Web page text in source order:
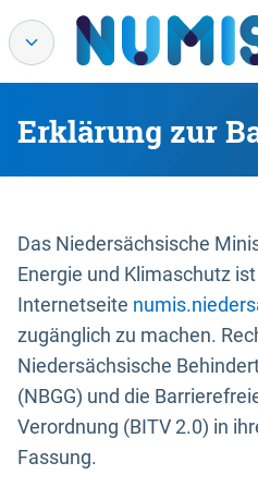
Erklärung zur
Das Niedersächsische
Energie und Klimaschutz
Internetseite
zugänglich zu machen.
Niedersächsische
(NBGG) und die
Verordnung (BITV 2.0) in
Fassung.